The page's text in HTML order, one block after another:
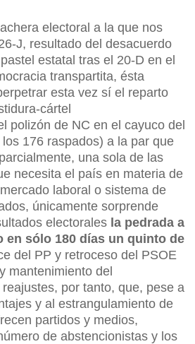
electoral a la que nos
J, resultado del desacuerdo
estatal tras el 20-D en el
transpartita, ésta
esta vez sí el reparto
cártel
polizón de NC en el cayuco del
176 raspados) a la par que
una sola de las
necesita el país en materia de
laboral o sistema de
únicamente sorprende
electorales la pedrada a
en sólo 180 días un quinto de
del PP y retroceso del PSOE
mantenimiento del
por tanto, que, pese a
y al estrangulamiento de
partidos y medios,
de abstencionistas y los